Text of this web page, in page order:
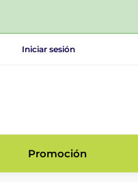
Iniciar sesión
Promoción